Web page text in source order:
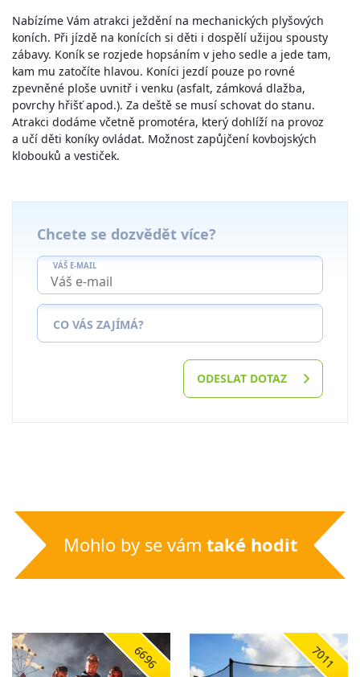
Nabízíme Vám atrakci ježdění na mechanických plyšových
koních. Při jízdě na konících si děti i dospělí užijou spousty
zábavy. Koník se rozjede hopsáním v jeho sedle a jede tam,
kam mu zatočíte hlavou. Koníci jezdí pouze po rovné
zpevněné ploše uvnitř i venku (asfalt, zámková dlažba,
povrchy hřišť apod.). Za deště se musí schovat do stanu.
Atrakci dodáme včetně promotéra, který dohlíží na provoz
a učí děti koníky ovládat. Možnost zapůjčení kovbojských
klobouků a vestiček.
Chcete se dozvědět více?
VÁŠ E-MAIL
CO VÁS ZAJÍMÁ?
ODESLAT DOTAZ
Mohlo by se vám také hodit
6696 7011